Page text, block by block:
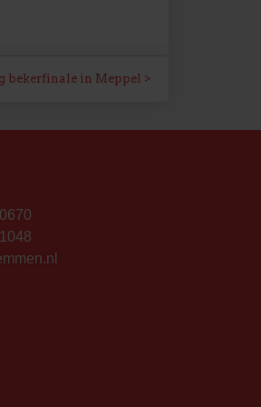
bekerfinale in Meppel